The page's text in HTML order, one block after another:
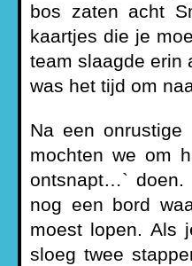
bos zaten acht
kaartjes die je
team slaagde erin
was het tijd om
Na een
mochten we om
ontsnapt…` doen.
nog een bord
moest lopen. Als
sloeg twee